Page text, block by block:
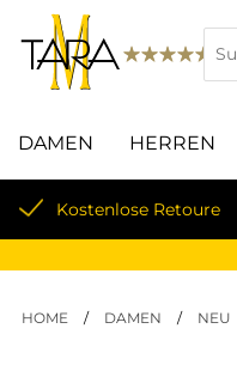
DAMEN HERREN
Kostenlose Retoure
HOME / DAMEN / NEU